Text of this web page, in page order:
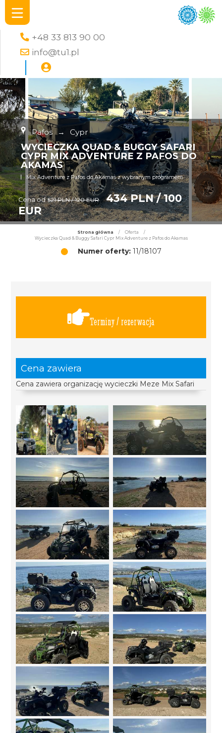
+48 33 813 90 00
info@tu1.pl
Pafos → Cypr
WYCIECZKA QUAD & BUGGY SAFARI
CYPR MIX ADVENTURE Z PAFOS DO
AKAMAS
Mix Adventure z Pafos do Akamas z wybranym programem
Cena od 521 PLN / 120 EUR
434 PLN / 100
EUR
Strona główna / Oferta
/
Wycieczka Quad & Buggy Safari Cypr Mix Adventure z Pafos do Akamas
Numer oferty:11/18107
Terminy / rezerwacja
Cena zawiera
Cena zawiera organizację wycieczki Meze Mix Safari